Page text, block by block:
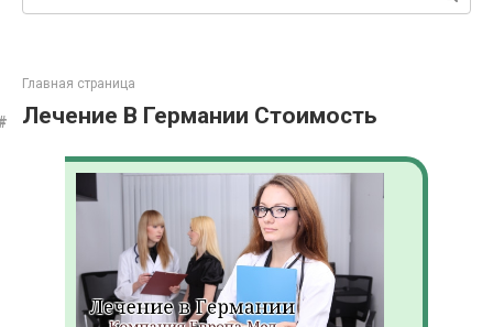
Главная страница
Лечение В Германии Стоимость